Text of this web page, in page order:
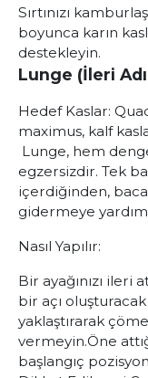
Sırtınızı
boyunca karın
destekleyin.
Lunge (İleri
Hedef Kaslar:
maximus, kalf
Lunge, hem
egzersizdir. Tek
içerdiğinden,
gidermeye
Nasıl Yapılır:
Bir ayağınızı ileri
bir açı
yaklaştırarak
vermeyin.Öne
başlangıç